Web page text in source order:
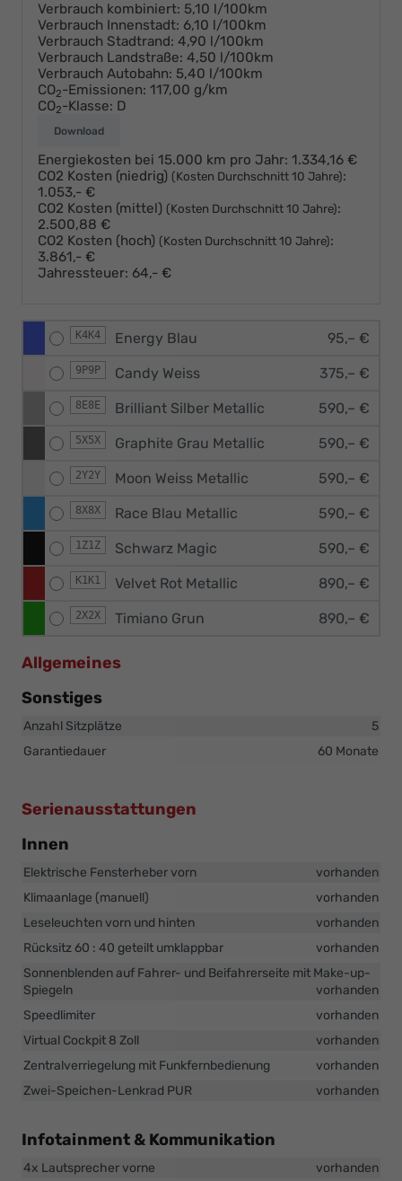
Verbrauch kombiniert: 5,10 l/100km
Verbrauch Innenstadt: 6,10 l/100km
Verbrauch Stadtrand: 4,90 l/100km
Verbrauch Landstraße: 4,50 l/100km
Verbrauch Autobahn: 5,40 l/100km
CO2-Emissionen: 117,00 g/km
CO2-Klasse: D
Download
Energiekosten bei 15.000 km pro Jahr: 1.334,16 €
CO2 Kosten (niedrig) (Kosten Durchschnitt 10 Jahre):
1.053,- €
CO2 Kosten (mittel) (Kosten Durchschnitt 10 Jahre):
2.500,88 €
CO2 Kosten (hoch) (Kosten Durchschnitt 10 Jahre):
3.861,- €
Jahressteuer: 64,- €
K4K4 Energy Blau 95,– €
9P9P Candy Weiss 375,– €
8E8E Brilliant Silber Metallic 590,– €
5X5X Graphite Grau Metallic 590,– €
2Y2Y Moon Weiss Metallic 590,– €
8X8X Race Blau Metallic 590,– €
1Z1Z Schwarz Magic 590,– €
K1K1 Velvet Rot Metallic 890,– €
2X2X Timiano Grun 890,– €
Allgemeines
Sonstiges
Anzahl Sitzplätze
5
Garantiedauer
60 Monate
Serienausstattungen
Innen
Elektrische Fensterheber vorn
vorhanden
Klimaanlage (manuell)
vorhanden
Leseleuchten vorn und hinten
vorhanden
Rücksitz 60 : 40 geteilt umklappbar
vorhanden
Sonnenblenden auf Fahrer- und Beifahrerseite mit Make-up-
Spiegeln
vorhanden
Speedlimiter
vorhanden
Virtual Cockpit 8 Zoll
vorhanden
Zentralverriegelung mit Funkfernbedienung
vorhanden
Zwei-Speichen-Lenkrad PUR
vorhanden
Infotainment & Kommunikation
4x Lautsprecher vorne vorhanden